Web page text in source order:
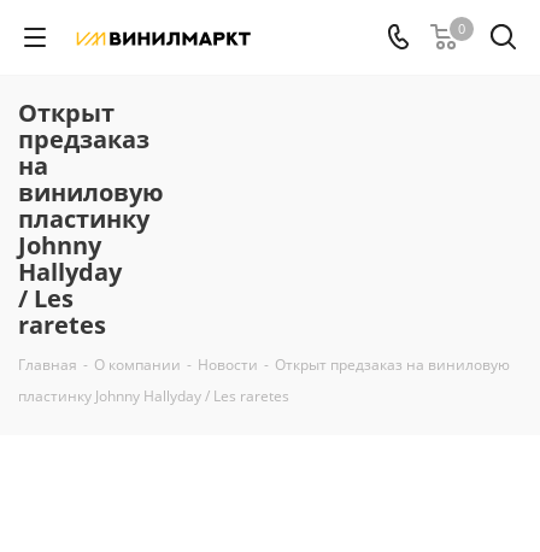
0
Открыт
предзаказ
на
виниловую
пластинку
Johnny
Hallyday
/ Les
raretes
Главная - О компании - Новости - Открыт предзаказ на виниловую
пластинку Johnny Hallyday / Les raretes